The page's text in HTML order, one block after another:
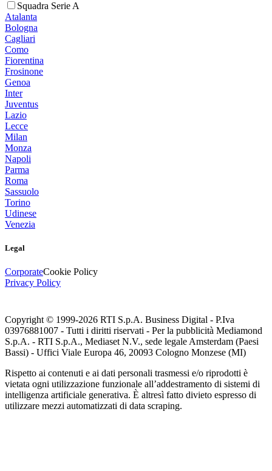
Squadra Serie A
Atalanta
Bologna
Cagliari
Como
Fiorentina
Frosinone
Genoa
Inter
Juventus
Lazio
Lecce
Milan
Monza
Napoli
Parma
Roma
Sassuolo
Torino
Udinese
Venezia
Legal
CorporateCookie Policy
Privacy Policy
Copyright © 1999-2026 RTI S.p.A. Business Digital - P.Iva
03976881007 - Tutti i diritti riservati - Per la pubblicità Mediamond
S.p.A. - RTI S.p.A., Mediaset N.V., sede legale Amsterdam (Paesi
Bassi) - Uffici Viale Europa 46, 20093 Cologno Monzese (MI)
Rispetto ai contenuti e ai dati personali trasmessi e/o riprodotti è
vietata ogni utilizzazione funzionale all’addestramento di sistemi di
intelligenza artificiale generativa. È altresì fatto divieto espresso di
utilizzare mezzi automatizzati di data scraping.